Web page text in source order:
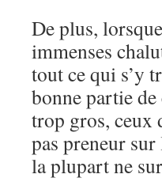
De plus,
immenses
tout ce qui s’y
bonne partie
trop gros, ceux
pas preneur
la plupart ne